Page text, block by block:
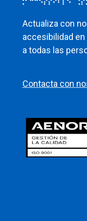
Actualiza con
accesibilidad
a todas las
Contacta con